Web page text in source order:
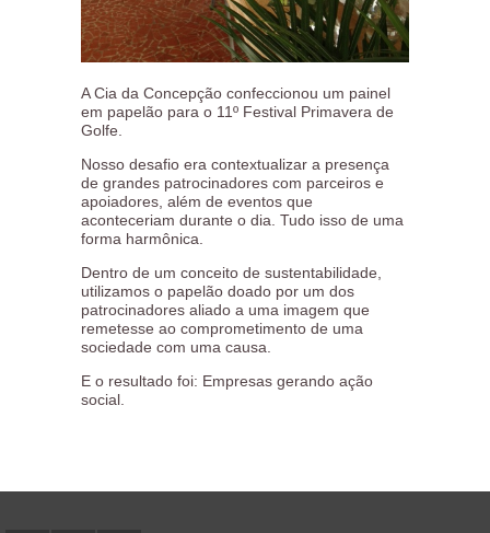
A Cia da Concepção confeccionou um painel
em papelão para o 11º Festival Primavera de
Golfe.
Nosso desafio era contextualizar a presença
de grandes patrocinadores com parceiros e
apoiadores, além de eventos que
aconteceriam durante o dia. Tudo isso de uma
forma harmônica.
Dentro de um conceito de sustentabilidade,
utilizamos o papelão doado por um dos
patrocinadores aliado a uma imagem que
remetesse ao comprometimento de uma
sociedade com uma causa.
E o resultado foi: Empresas gerando ação
social.